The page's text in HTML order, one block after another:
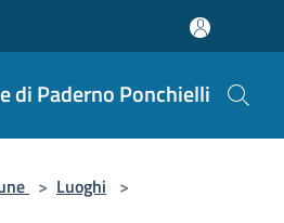
di Paderno Ponchielli
> Luoghi >